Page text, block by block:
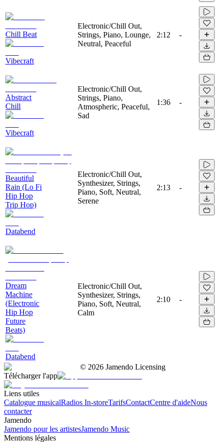
Chill Beat
Vibecraft
Electronic/Chill Out,
Strings, Piano, Lounge,
Neutral, Peaceful
2:12 -
Abstract
Chill
Vibecraft
Electronic/Chill Out,
Strings, Piano,
Atmospheric, Peaceful,
Sad
1:36 -
Beautiful
Rain (Lo Fi
Hip Hop
Trip Hop)
Databend
Electronic/Chill Out,
Synthesizer, Strings,
Piano, Soft, Neutral,
Serene
2:13 -
Dream
Machine
(Electronic
Hip Hop
Future
Beats)
Databend
Electronic/Chill Out,
Synthesizer, Strings,
Piano, Soft, Neutral,
Calm
2:10 -
© 2026 Jamendo Licensing
Télécharger l'app
Liens utiles
Catalogue musicalRadios In-storeTarifsContactCentre d'aideNous
contacter
Jamendo
Jamendo pour les artistesJamendo Music
Mentions légales